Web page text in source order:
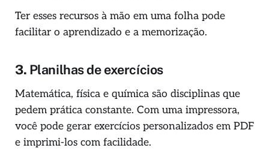
Ter esses recursos à mão em uma folha pode
facilitar o aprendizado e a memorização.
3. Planilhas de exercícios
Matemática, física e química são disciplinas que
pedem prática constante. Com uma impressora,
você pode gerar exercícios personalizados em PDF
e imprimi-los com facilidade.